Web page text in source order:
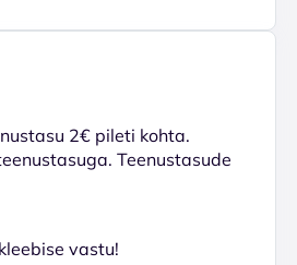
2€ pileti kohta.
Teenustasude
vastu!